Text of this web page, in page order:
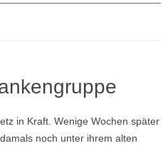
in Kraft. Wenige Wochen später
noch unter ihrem alten